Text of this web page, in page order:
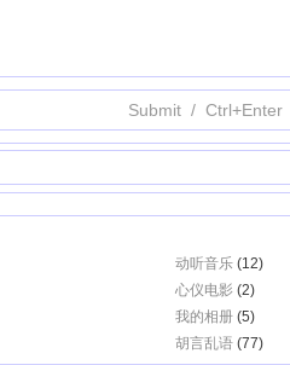
动听音乐(12)
心仪电影(2)
我的相册(5)
胡言乱语(77)